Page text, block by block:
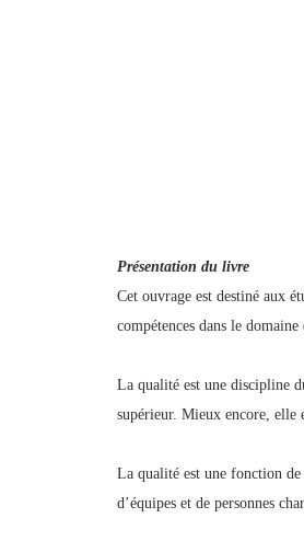
Présentation du livre
Cet ouvrage est destiné aux
compétences dans le
La qualité est une discipline
supérieur. Mieux encore, elle
La qualité est une fonction de
d’équipes et de personnes